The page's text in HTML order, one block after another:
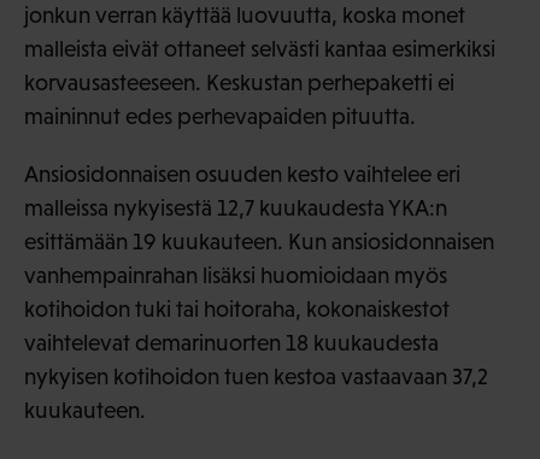
jonkun verran käyttää luovuutta, koska monet
malleista eivät ottaneet selvästi kantaa esimerkiksi
korvausasteeseen. Keskustan perhepaketti ei
maininnut edes perhevapaiden pituutta.
Ansiosidonnaisen osuuden kesto vaihtelee eri
malleissa nykyisestä 12,7 kuukaudesta YKA:n
esittämään 19 kuukauteen. Kun ansiosidonnaisen
vanhempainrahan lisäksi huomioidaan myös
kotihoidon tuki tai hoitoraha, kokonaiskestot
vaihtelevat demarinuorten 18 kuukaudesta
nykyisen kotihoidon tuen kestoa vastaavaan 37,2
kuukauteen.